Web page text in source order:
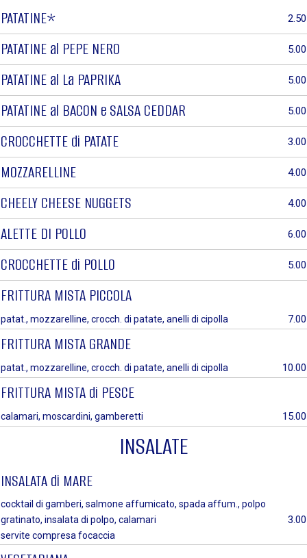
PATATINE* 2.50
PATATINE al PEPE NERO 5.00
PATATINE al La PAPRIKA 5.00
PATATINE al BACON e SALSA CEDDAR 5.00
CROCCHETTE di PATATE 3.00
MOZZARELLINE 4.00
CHEELY CHEESE NUGGETS 4.00
ALETTE DI POLLO 6.00
CROCCHETTE di POLLO 5.00
FRITTURA MISTA PICCOLA
patat., mozzarelline, crocch. di patate, anelli di cipolla 7.00
FRITTURA MISTA GRANDE
patat., mozzarelline, crocch. di patate, anelli di cipolla 10.00
FRITTURA MISTA di PESCE
calamari, moscardini, gamberetti 15.00
INSALATE
INSALATA di MARE
cocktail di gamberi, salmone affumicato, spada affum., polpo
gratinato, insalata di polpo, calamari
servite compresa focaccia
3.00